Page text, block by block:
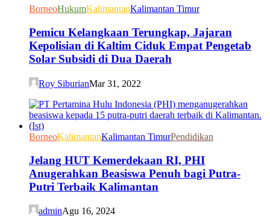
BorneoHukumKalimantanKalimantan Timur
Pemicu Kelangkaan Terungkap, Jajaran
Kepolisian di Kaltim Ciduk Empat Pengetab
Solar Subsidi di Dua Daerah
Roy SiburianMar 31, 2022
BorneoKalimantanKalimantan TimurPendidikan
Jelang HUT Kemerdekaan RI, PHI
Anugerahkan Beasiswa Penuh bagi Putra-
Putri Terbaik Kalimantan
adminAgu 16, 2024